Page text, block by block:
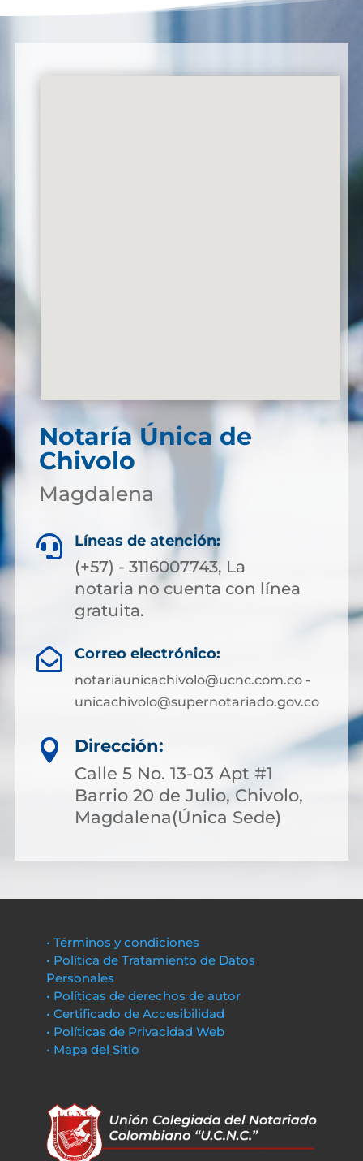
Notaría Única de
Chivolo
Magdalena
 Líneas de atención:
(+57) - 3116007743, La
notaria no cuenta con línea
gratuita.
 Correo electrónico:
notariaunicachivolo@ucnc.com.co -
unicachivolo@supernotariado.gov.co

Dirección:
Calle 5 No. 13-03 Apt #1
Barrio 20 de Julio, Chivolo,
Magdalena(Única Sede)
• Términos y condiciones
• Política de Tratamiento de Datos
Personales
• Políticas de derechos de autor
• Certificado de Accesibilidad
• Políticas de Privacidad Web
• Mapa del Sitio